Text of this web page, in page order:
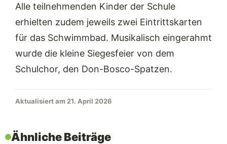
Alle teilnehmenden Kinder der Schule
erhielten zudem jeweils zwei Eintrittskarten
für das Schwimmbad. Musikalisch eingerahmt
wurde die kleine Siegesfeier von dem
Schulchor, den Don-Bosco-Spatzen.
Aktualisiert am 21. April 2026
Ähnliche Beiträge